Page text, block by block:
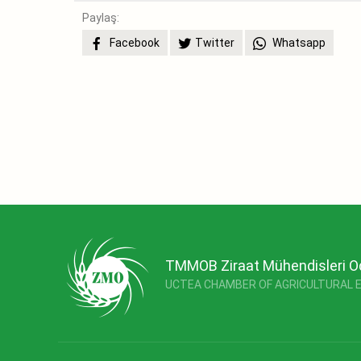
Paylaş:
Facebook
Twitter Whatsapp
TMMOB Ziraat Mühendisleri
UCTEA CHAMBER OF AGRICULTURAL